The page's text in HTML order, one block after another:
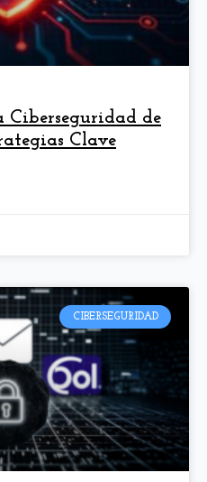
Ciberseguridad de
Clave
CIBERSEGURIDAD